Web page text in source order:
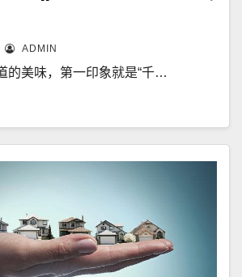
ADMIN
的美味，第一印象就是“千…